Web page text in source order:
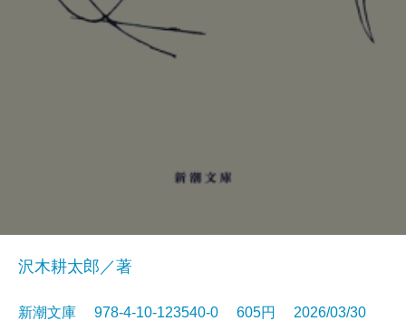
沢木耕太郎／著
新潮文庫 978-4-10-123540-0 605円 2026/03/30